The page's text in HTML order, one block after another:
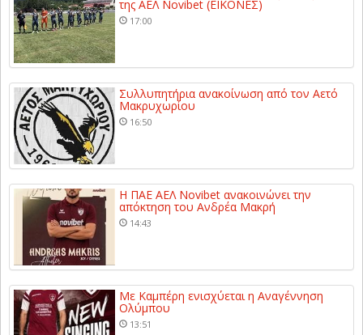
της ΑΕΛ Novibet (ΕΙΚΟΝΕΣ)
17:00
Συλλυπητήρια ανακοίνωση από τον Αετό
Μακρυχωρίου
16:50
Η ΠΑΕ ΑΕΛ Novibet ανακοινώνει την
απόκτηση του Ανδρέα Μακρή
14:43
Με Καμπέρη ενισχύεται η Αναγέννηση
Ολύμπου
13:51